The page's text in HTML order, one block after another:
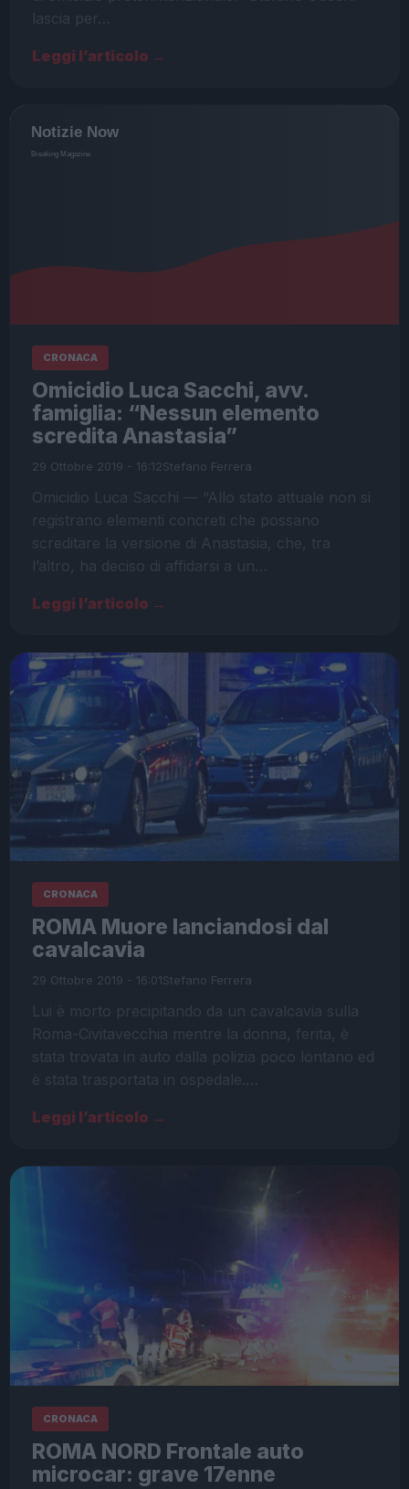
lascia per…
Leggi l’articolo →
CRONACA
Omicidio Luca Sacchi, avv.
famiglia: “Nessun elemento
scredita Anastasia”
29 Ottobre 2019 - 16:12Stefano Ferrera
Omicidio Luca Sacchi — “Allo stato attuale non si
registrano elementi concreti che possano
screditare la versione di Anastasia, che, tra
l’altro, ha deciso di affidarsi a un…
Leggi l’articolo →
CRONACA
ROMA Muore lanciandosi dal
cavalcavia
29 Ottobre 2019 - 16:01Stefano Ferrera
Lui è morto precipitando da un cavalcavia sulla
Roma-Civitavecchia mentre la donna, ferita, è
stata trovata in auto dalla polizia poco lontano ed
è stata trasportata in ospedale.…
Leggi l’articolo →
CRONACA
ROMA NORD Frontale auto
microcar: grave 17enne